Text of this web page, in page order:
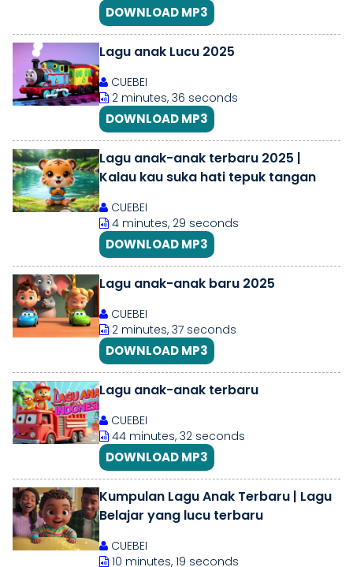
DOWNLOAD MP3
Lagu anak Lucu 2025
CUEBEI
2 minutes, 36 seconds
DOWNLOAD MP3
Lagu anak-anak terbaru 2025 |
Kalau kau suka hati tepuk tangan
CUEBEI
4 minutes, 29 seconds
DOWNLOAD MP3
Lagu anak-anak baru 2025
CUEBEI
2 minutes, 37 seconds
DOWNLOAD MP3
Lagu anak-anak terbaru
CUEBEI
44 minutes, 32 seconds
DOWNLOAD MP3
Kumpulan Lagu Anak Terbaru | Lagu
Belajar yang lucu terbaru
CUEBEI
10 minutes, 19 seconds